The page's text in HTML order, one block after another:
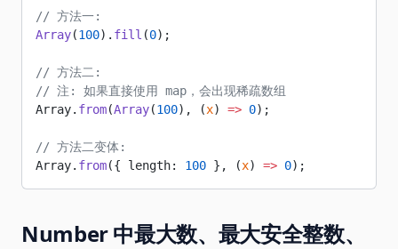
// 方法一:
Array(100). fill (0);
// 方法二:
// 注: 如果直接使用 map，会出现稀疏数组
Array. from(Array(100), (x) => 0);
// 方法二变体:
Array. from({ length: 100 }, (x) => 0);
Number 中最大数、最大安全整数、